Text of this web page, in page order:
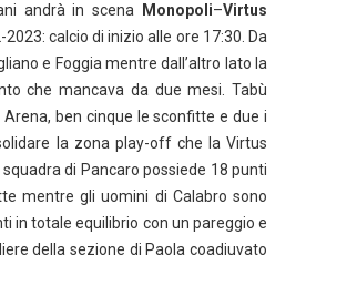
andrà in scena Monopoli–Virtus
2023: calcio di inizio alle ore 17:30. Da
e Foggia mentre dall’altro lato la
che mancava da due mesi. Tabù
ben cinque le sconfitte e due i
la zona play-off che la Virtus
di Pancaro possiede 18 punti
mentre gli uomini di Calabro sono
in totale equilibrio con un pareggio e
della sezione di Paola coadiuvato